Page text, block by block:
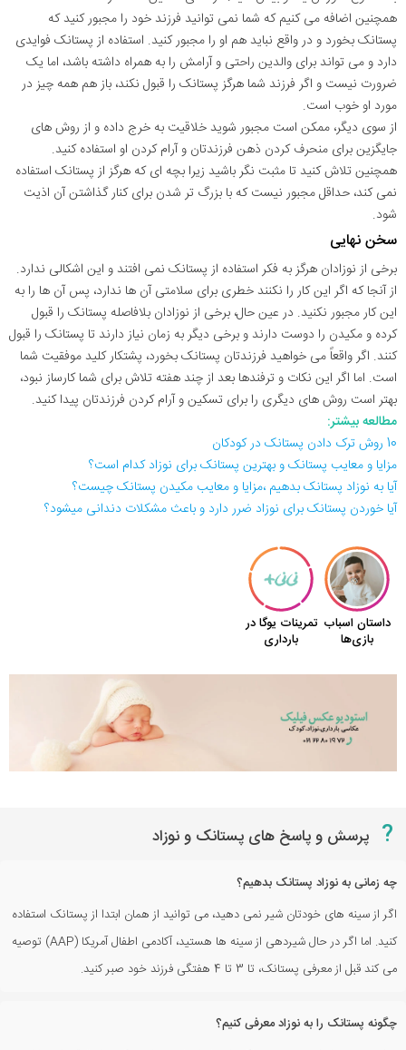
همچنین اضافه می کنیم که شما نمی توانید فرزند خود را مجبور کنید که
پستانک بخورد و در واقع نباید هم او را مجبور کنید. استفاده از پستانک فوایدی
دارد و می تواند برای والدین راحتی و آرامش را به همراه داشته باشد، اما یک
ضرورت نیست و اگر فرزند شما هرگز پستانک را قبول نکند، باز هم همه چیز در
مورد او خوب است.
از سوی دیگر، ممکن است مجبور شوید خلاقیت به خرج داده و از روش ‌های
جایگزین برای منحرف کردن ذهن فرزندتان و آرام کردن او استفاده کنید.
همچنین تلاش کنید تا مثبت نگر باشید زیرا بچه ای که هرگز از پستانک استفاده
نمی کند، حداقل مجبور نیست که با بزرگ تر شدن برای کنار گذاشتن آن اذیت
شود.
سخن نهایی
برخی از نوزادان هرگز به فکر استفاده از پستانک نمی ‌افتند و این اشکالی ندارد.
از آنجا که اگر این کار را نکنند خطری برای سلامتی آن ها ندارد، پس آن ها را به
این کار مجبور نکنید. در عین حال، برخی از نوزادان بلافاصله پستانک را قبول
کرده و مکیدن را دوست دارند و برخی دیگر به زمان نیاز دارند تا پستانک را قبول
کنند. اگر واقعاً می‌ خواهید فرزندتان پستانک بخورد، پشتکار کلید موفقیت شما
است. اما اگر این نکات و ترفندها بعد از چند هفته تلاش برای شما کارساز نبود،
بهتر است روش ‌های دیگری را برای تسکین و آرام کردن فرزندتان پیدا کنید.
مطالعه بیشتر:
10 روش ترک دادن پستانک در کودکان
مزایا و معایب پستانک و بهترین پستانک برای نوزاد کدام است؟
آیا به نوزاد پستانک بدهیم ،مزایا و معایب مکیدن پستانک چیست؟
آیا خوردن پستانک برای نوزاد ضرر دارد و باعث مشکلات دندانی میشود؟
? پرسش و پاسخ های پستانک و نوزاد
چه زمانی به نوزاد پستانک بدهیم؟
اگر از سینه های خودتان شیر نمی ‌دهید، می‌ توانید از همان ابتدا از پستانک استفاده
کنید. اما اگر در حال شیردهی از سینه ها هستید، آکادمی اطفال آمریکا (AAP) توصیه
می کند قبل از معرفی پستانک، تا 3 تا 4 هفتگی فرزند خود صبر کنید.
چگونه پستانک را به نوزاد معرفی کنیم؟